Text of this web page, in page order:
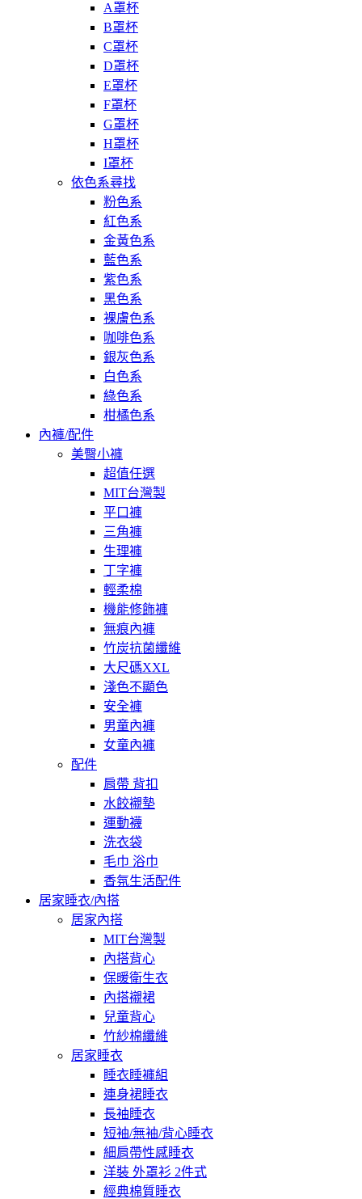
A罩杯
B罩杯
C罩杯
D罩杯
E罩杯
F罩杯
G罩杯
H罩杯
I罩杯
依色系尋找
粉色系
紅色系
金黃色系
藍色系
紫色系
黑色系
裸膚色系
咖啡色系
銀灰色系
白色系
綠色系
柑橘色系
內褲/配件
美臀小褲
超值任選
MIT台灣製
平口褲
三角褲
生理褲
丁字褲
輕柔棉
機能修飾褲
無痕內褲
竹炭抗菌纖維
大尺碼XXL
淺色不顯色
安全褲
男童內褲
女童內褲
配件
肩帶 背扣
水餃襯墊
運動襪
洗衣袋
毛巾 浴巾
香氛生活配件
居家睡衣/內搭
居家內搭
MIT台灣製
內搭背心
保暖衛生衣
內搭襯裙
兒童背心
竹紗棉纖維
居家睡衣
睡衣睡褲組
連身裙睡衣
長袖睡衣
短袖/無袖/背心睡衣
細肩帶性感睡衣
洋裝 外罩衫 2件式
經典棉質睡衣